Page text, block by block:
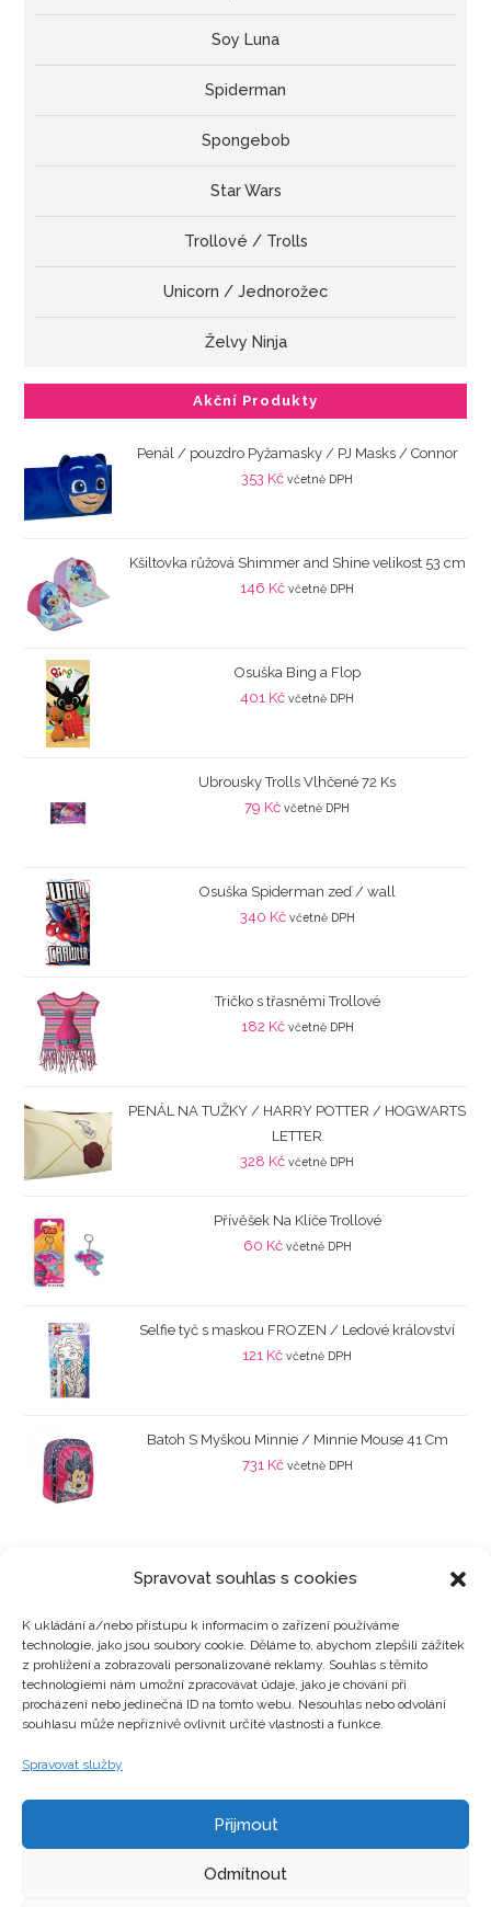
Spravovat souhlas s cookies
K ukládání a/nebo přístupu k informacím o zařízení používáme
technologie, jako jsou soubory cookie. Děláme to, abychom zlepšili zážitek
z prohlížení a zobrazovali personalizované reklamy. Souhlas s těmito
technologiemi nám umožní zpracovávat údaje, jako je chování při
procházení nebo jedinečná ID na tomto webu. Nesouhlas nebo odvolání
souhlasu může nepříznivě ovlivnit určité vlastnosti a funkce.
Spravovat služby
Přijmout
Odmítnout
Soy Luna
Spiderman
Spongebob
Star Wars
Trollové / Trolls
Unicorn / Jednorožec
Želvy Ninja
Akční Produkty
Penál / pouzdro Pyžamasky / PJ Masks / Connor
353 Kč včetně DPH
Kšiltovka růžová Shimmer and Shine velikost 53 cm
146 Kč včetně DPH
Osuška Bing a Flop
401 Kč včetně DPH
Ubrousky Trolls Vlhčené 72 Ks
79 Kč včetně DPH
Osuška Spiderman zeď / wall
340 Kč včetně DPH
Tričko s třasněmi Trollové
182 Kč včetně DPH
PENÁL NA TUŽKY / HARRY POTTER / HOGWARTS
LETTER
328 Kč včetně DPH
Přívěšek Na Klíče Trollové
60 Kč včetně DPH
Selfie tyč s maskou FROZEN / Ledové království
121 Kč včetně DPH
Batoh S Myškou Minnie / Minnie Mouse 41 Cm
731 Kč včetně DPH
Kategorie produktů
Zajímavosti